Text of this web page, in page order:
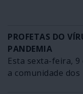
PROFETAS DO
PANDEMIA
Esta sexta-feira,
a comunidade